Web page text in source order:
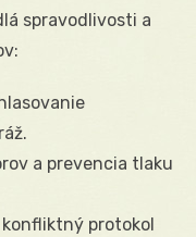
spravodlivosti a
a prevencia tlaku
protokol